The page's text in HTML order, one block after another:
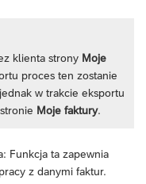
klienta strony Moje
proces ten zostanie
w trakcie eksportu
Moje faktury.
Funkcja ta zapewnia
z danymi faktur.